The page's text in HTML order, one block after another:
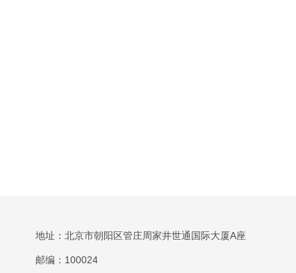
地址：北京市朝阳区管庄周家井世通国际大厦A座
邮编：100024